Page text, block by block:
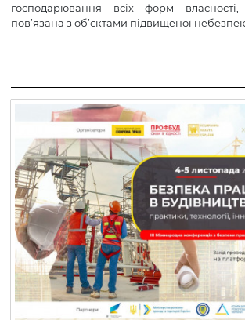
господарювання всіх форм власності,
пов’язана з об’єктами підвищеної